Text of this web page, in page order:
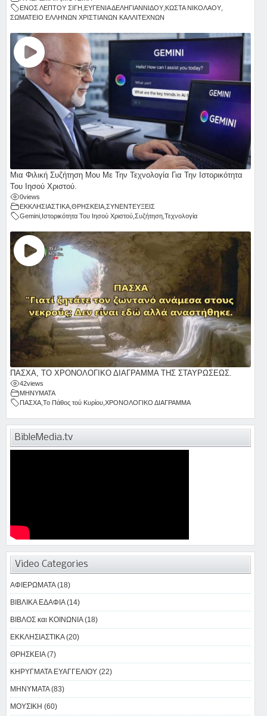
ΕΝΟΣ ΛΕΠΤΟΥ ΣΙΓΗ , ΕΥΓΕΝΙΑ ΔΕΛΗΓΙΑΝΝΙΔΟΥ, ΚΩΣΤΑ ΝΙΚΟΛΑΟΥ,
ΣΩΜΑΤΕΙΟ ΕΛΛΗΝΩΝ ΧΡΙΣΤΙΑΝΩΝ ΚΑΛΛΙΤΕΧΝΩΝ
Μια Φιλική Συζήτηση Μου Με Την Τεχνολογία Για Την Ιστορικότητα
Του Ιησού Χριστού.
0views
ΕΚΚΛΗΣΙΑΣΤΙΚΑ ΘΡΗΣΚΕΙΑ ΣΥΝΕΝΤΕΥΞΕΙΣ
Gemini Ιστορικότητα Του Ιησού Χριστού Συζήτηση Τεχνολογία
ΠΑΣΧΑ, ΤΟ ΧΡΟΝΟΛΟΓΙΚΟ ΔΙΑΓΡΑΜΜΑ ΤΗΣ ΣΤΑΥΡΩΣΕΩΣ.
42views
ΜΗΝΥΜΑΤΑ
ΠΑΣΧΑ,Το Πάθος τού Κυρίου,ΧΡΟΝΟΛΟΓΙΚΟ ΔΙΑΓΡΑΜΜΑ
BibleMedia.tv
Video Categories
ΑΦΙΕΡΩΜΑΤΑ (18)
ΒΙΒΛΙΚΑ ΕΔΑΦΙΑ (14)
ΒΙΒΛΟΣ και ΚΟΙΝΩΝΙΑ (18)
ΕΚΚΛΗΣΙΑΣΤΙΚΑ (20)
ΘΡΗΣΚΕΙΑ (7)
ΚΗΡΥΓΜΑΤΑ ΕΥΑΓΓΕΛΙΟΥ (22)
ΜΗΝΥΜΑΤΑ (83)
ΜΟΥΣΙΚΗ (60)